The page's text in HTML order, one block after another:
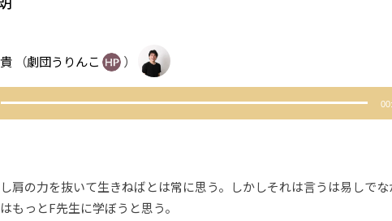
（劇団うりんこ ）
の力を抜いて生きねばとは常に思う。しかしそれは言うは易しでな
もっとF先生に学ぼうと思う。